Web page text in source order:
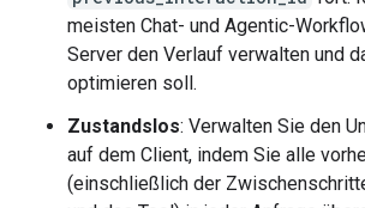
meisten Chat- und Agentic-
Server den Verlauf verwalten und
optimieren soll.
Zustandslos: Verwalten Sie den
auf dem Client, indem Sie alle
(einschließlich der